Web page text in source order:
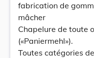
fabrication de
mâcher
Chapelure de toute
(«Paniermehl»).
Toutes catégories